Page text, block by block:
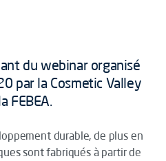
du webinar organisé
par la Cosmetic Valley
FEBEA.
durable, de plus en
sont fabriqués à partir de